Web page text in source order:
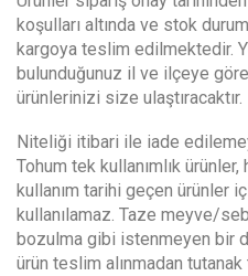
koşulları altında ve stok
kargoya teslim edilmektedir.
bulunduğunuz il ve ilçeye
ürünlerinizi size ulaştıracaktır.
Niteliği itibari ile iade
Tohum tek kullanımlık
kullanım tarihi geçen ürünler
kullanılamaz. Taze meyve/
bozulma gibi istenmeyen bir
ürün teslim alınmadan